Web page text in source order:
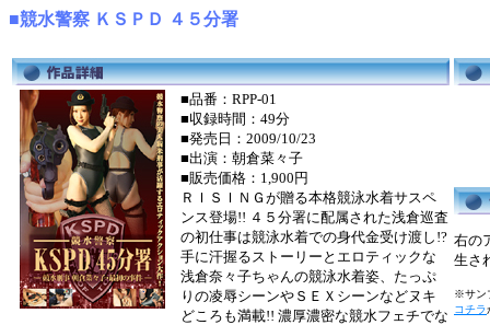
■競水警察 ＫＳＰＤ ４５分署
■品番：RPP-01
■収録時間：49分
■発売日：2009/10/23
■出演：朝倉菜々子
■販売価格：1,900円
ＲＩＳＩＮＧが贈る本格競泳水着サスペ
ンス登場!! ４５分署に配属された浅倉巡査
の初仕事は競泳水着での身代金受け渡し!?
手に汗握るストーリーとエロティックな
浅倉奈々子ちゃんの競泳水着姿、たっぷ
りの凌辱シーンやＳＥＸシーンなどヌキ
どころも満載!! 濃厚濃密な競水フェチでな
右の
生さ
※サン
コチラ